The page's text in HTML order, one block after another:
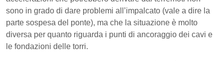
sono in grado di dare problemi all’impalcato (vale a dire la
parte sospesa del ponte), ma che la situazione è molto
diversa per quanto riguarda i punti di ancoraggio dei cavi e
le fondazioni delle torri.